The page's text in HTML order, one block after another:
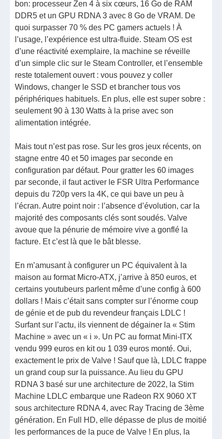
bon: processeur Zen 4 à six cœurs, 16 Go de RAM
DDR5 et un GPU RDNA 3 avec 8 Go de VRAM. De
quoi surpasser 70 % des PC gamers actuels ! À
l’usage, l’expérience est ultra-fluide. Steam OS est
d’une réactivité exemplaire, la machine se réveille
d’un simple clic sur le Steam Controller, et l’ensemble
reste totalement ouvert : vous pouvez y coller
Windows, changer le SSD et brancher tous vos
périphériques habituels. En plus, elle est super sobre :
seulement 90 à 130 Watts à la prise avec son
alimentation intégrée.
Mais tout n’est pas rose. Sur les gros jeux récents, on
stagne entre 40 et 50 images par seconde en
configuration par défaut. Pour gratter les 60 images
par seconde, il faut activer le FSR Ultra Performance
depuis du 720p vers la 4K, ce qui bave un peu à
l’écran. Autre point noir : l’absence d’évolution, car la
majorité des composants clés sont soudés. Valve
avoue que la pénurie de mémoire vive a gonflé la
facture. Et c’est là que le bât blesse.
En m’amusant à configurer un PC équivalent à la
maison au format Micro-ATX, j’arrive à 850 euros, et
certains youtubeurs parlent même d’une config à 600
dollars ! Mais c’était sans compter sur l’énorme coup
de génie et de pub du revendeur français LDLC !
Surfant sur l’actu, ils viennent de dégainer la « Stim
Machine » avec un « i ». Un PC au format Mini-ITX
vendu 999 euros en kit ou 1 039 euros monté. Oui,
exactement le prix de Valve ! Sauf que là, LDLC frappe
un grand coup sur la puissance. Au lieu du GPU
RDNA 3 basé sur une architecture de 2022, la Stim
Machine LDLC embarque une Radeon RX 9060 XT
sous architecture RDNA 4, avec Ray Tracing de 3ème
génération. En Full HD, elle dépasse de plus de moitié
les performances de la puce de Valve ! En plus, la